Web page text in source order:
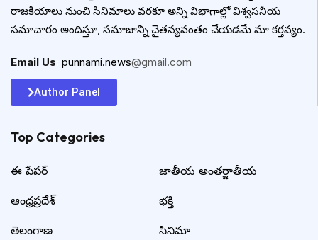
రాజకీయాలు నుంచి సినిమాలు వరకూ అన్ని విభాగాల్లో విశ్వసనీయ
సమాచారం అందిస్తూ, సమాజాన్ని చైతన్యవంతం చేయడమే మా కర్తవ్యం.
Email Us punnami.news@gmail.com
Author Panel
Top Categories​
ఈ పేపర్
ఆంధ్రప్రదేశ్
తెలంగాణ
జాతీయ అంతర్జాతీయ
భక్తి
సినిమా